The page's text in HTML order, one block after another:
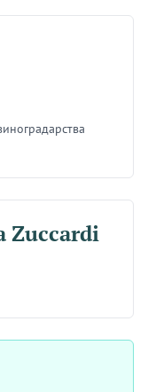
Zuccardi